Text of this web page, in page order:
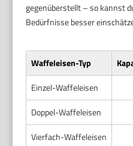
gegenüberstellt – so kannst
Bedürfnisse besser
Waffeleisen-Typ
Einzel-Waffeleisen
Doppel-Waffeleisen
Vierfach-Waffeleisen